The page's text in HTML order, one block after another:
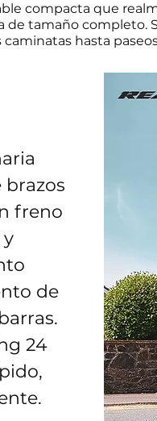
compacta que
de tamaño completo.
hasta
brazos
freno
de
24